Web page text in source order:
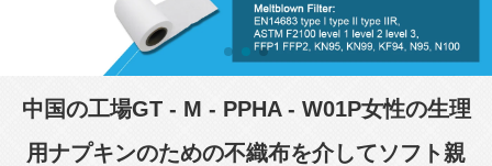
中国の工場GT - M - PPHA - W01P女性の生理
用ナプキンのための不織布を介してソフト親